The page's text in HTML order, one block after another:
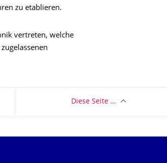
zu etablieren.
vertreten, welche
Diese Seite …